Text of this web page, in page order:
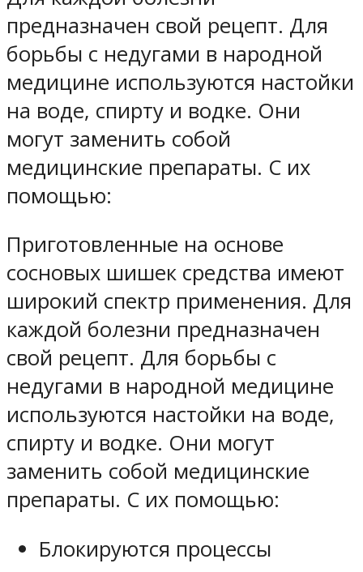
предназначен свой рецепт. Для
борьбы с недугами в народной
медицине используются настойки
на воде, спирту и водке. Они
могут заменить собой
медицинские препараты. С их
помощью:
Приготовленные на основе
сосновых шишек средства имеют
широкий спектр применения. Для
каждой болезни предназначен
свой рецепт. Для борьбы с
недугами в народной медицине
используются настойки на воде,
спирту и водке. Они могут
заменить собой медицинские
препараты. С их помощью:
Блокируются процессы